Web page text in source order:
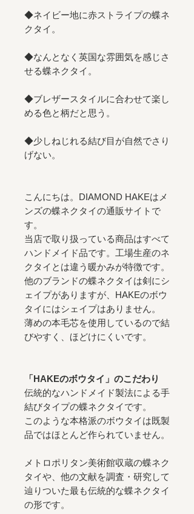
◆ネイビー地に赤ストライプの蝶ネ
クタイ。
◆なんとなく英国な雰囲気を感じさ
せる蝶ネクタイ。
◆ブレザースタイルに合わせて楽し
める色と柄だと思う。
◆少しねじれる結び目が自然でさり
げない。
こんにちは。DIAMOND HAKEはメ
ンズの蝶ネクタイの通販サイトで
す。
当店で取り扱っている商品はすべて
ハンドメイド品です。工場生産のネ
クタイとは違う暖かみが特徴です。
他のブランドの蝶ネクタイは剣にシ
ェイプがありますが、HAKEのボウ
タイにはシェイプはありません。
薄めの本毛芯を使用しているので結
びやすく、ほどけにくいです。
「HAKEのボウタイ」のこだわり
伝統的なハンドメイド製法による手
結びタイプの蝶ネクタイです。
このような本格派のボウタイは既製
品ではほとんど作られていません。
メトロポリタン美術館収蔵の蝶ネク
タイや、他の文献を調査・研究して
辿りついた最も伝統的な蝶ネクタイ
の形です。